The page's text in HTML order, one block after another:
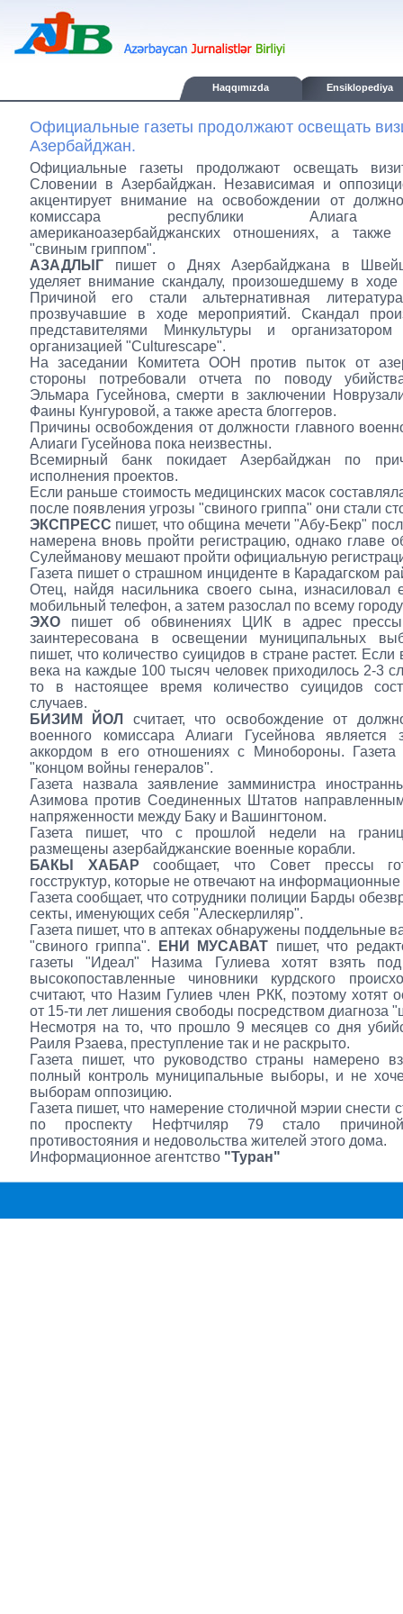
Haqqımızda Ensiklopediya
Официальные газеты продолжают освещать
Азербайджан.
Официальные газеты продолжают освещать
Словении в Азербайджан. Независимая и
акцентирует внимание на освобождении от
комиссара республики Алиага
американоазербайджанских отношениях, а
"свиным гриппом".
АЗАДЛЫГ пишет о Днях Азербайджана в
уделяет внимание скандалу, произошедшему в ходе
Причиной его стали альтернативная
прозвучавшие в ходе мероприятий. Скандал
представителями Минкультуры и организатором
организацией "Culturescape".
На заседании Комитета ООН против пыток от
стороны потребовали отчета по поводу
Эльмара Гусейнова, смерти в заключении
Фаины Кунгуровой, а также ареста блоггеров.
Причины освобождения от должности главного
Алиаги Гусейнова пока неизвестны.
Всемирный банк покидает Азербайджан по
исполнения проектов.
Если раньше стоимость медицинских масок
после появления угрозы "свиного гриппа" они стали
ЭКСПРЕСС пишет, что община мечети "Абу-Бекр"
намерена вновь пройти регистрацию, однако главе
Сулейманову мешают пройти официальную
Газета пишет о страшном инциденте в Карадагском
Отец, найдя насильника своего сына, изнасиловал
мобильный телефон, а затем разослал по всему
ЭХО пишет об обвинениях ЦИК в адрес
заинтересована в освещении муниципальных
пишет, что количество суицидов в стране растет.
века на каждые 100 тысяч человек приходилось 2-3
то в настоящее время количество суицидов
случаев.
БИЗИМ ЙОЛ
считает, что освобождение от
военного комиссара Алиаги Гусейнова является
аккордом в его отношениях с Минобороны. Газета
"концом войны генералов".
Газета назвала заявление замминистра
Азимова против Соединенных Штатов
напряженности между Баку и Вашингтоном.
Газета пишет, что с прошлой недели на
размещены азербайджанские военные корабли.
БАКЫ ХАБАР сообщает, что Совет прессы
госструктур, которые не отвечают на
Газета сообщает, что сотрудники полиции Барды
секты, именующих себя "Алескерлиляр".
Газета пишет, что в аптеках обнаружены поддельные
"свиного гриппа".
ЕНИ МУСАВАТ пишет, что
газеты "Идеал" Назима Гулиева хотят взять
высокопоставленные чиновники курдского
считают, что Назим Гулиев член РКК, поэтому хотят
от 15-ти лет лишения свободы посредством диагноза
Несмотря на то, что прошло 9 месяцев со дня
Раиля Рзаева, преступление так и не раскрыто.
Газета пишет, что руководство страны намерено
полный контроль муниципальные выборы, и не
выборам оппозицию.
Газета пишет, что намерение столичной мэрии снести
по проспекту Нефтчиляр 79 стало причиной
противостояния и недовольства жителей этого дома.
Информационное агентство "Туран"